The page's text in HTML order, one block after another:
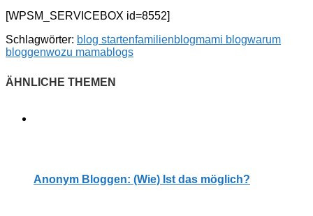
[WPSM_SERVICEBOX id=8552]
Schlagwörter: blog startenfamilienblogmami blogwarum
bloggenwozu mamablogs
Anonym Bloggen: (Wie) Ist das möglich?